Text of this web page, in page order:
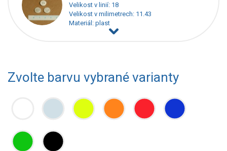
Velikost v linií: 18
Velikost v milimetrech: 11.43
Materiál: plast
Zvolte barvu vybrané varianty